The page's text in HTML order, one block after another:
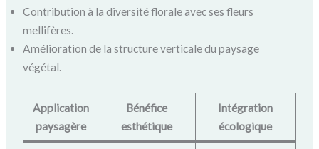
Contribution à la diversité florale avec ses fleurs
mellifères.
Amélioration de la structure verticale du paysage
végétal.
Application
paysagère
Bénéfice
esthétique
Intégration
écologique